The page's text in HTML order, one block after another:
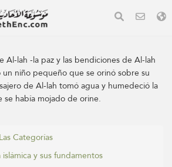
Al-lah -la paz y las bendiciones de Al-lah
niño pequeño que se orinó sobre su
de Al-lah tomó agua y humedeció la
había mojado de orine.
Las Categorías
y sus fundamentos